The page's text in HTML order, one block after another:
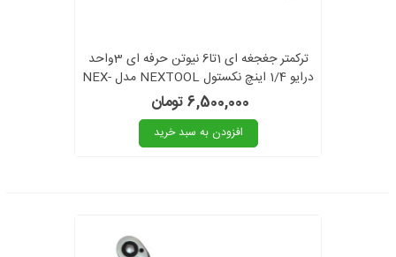
ترکمتر جغجغه ای 1تا6 نیوتن حرفه ای 3واحد
درایو 1/4 اینچ نکستول NEXTOOL مدل NEX-
1/4 1-6nm کالیبراسیون دار
6,500,000 تومان
افزودن به سبد خرید